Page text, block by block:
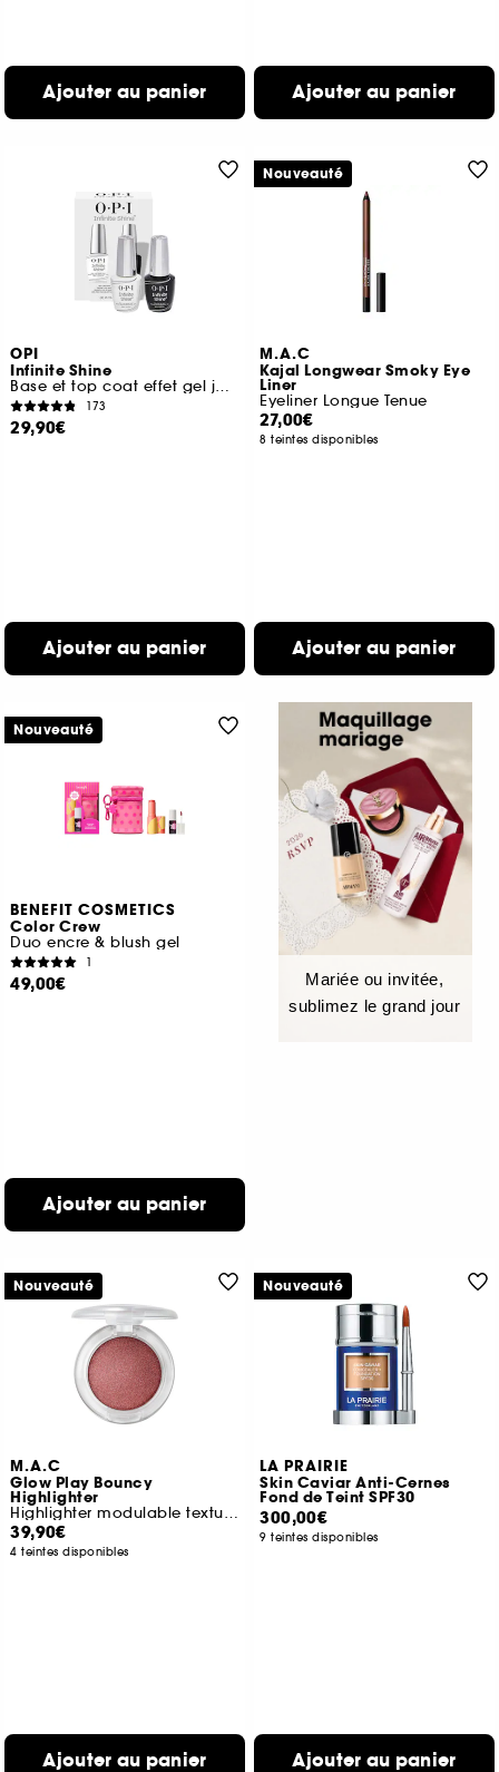
Ajouter au panier Ajouter au panier
OPI
Infinite Shine
Base et top coat effet gel jusqu'à 11 jours de tenue
173
29,90€
Ajouter au panier
M.A.C
Kajal Longwear Smoky Eye
Liner
Eyeliner Longue Tenue
27,00€
8 teintes disponibles
Ajouter au panier
Nouveauté
BENEFIT COSMETICS
Color Crew
Duo encre & blush gel
1
49,00€
Ajouter au panier
Nouveauté
Mariée ou invitée,
sublimez le grand jour
M.A.C
Glow Play Bouncy
Highlighter
Highlighter modulable texture gel
39,90€
4 teintes disponibles
Ajouter au panier
Nouveauté
LA PRAIRIE
Skin Caviar Anti-Cernes
Fond de Teint SPF30
300,00€
9 teintes disponibles
Ajouter au panier
Nouveauté